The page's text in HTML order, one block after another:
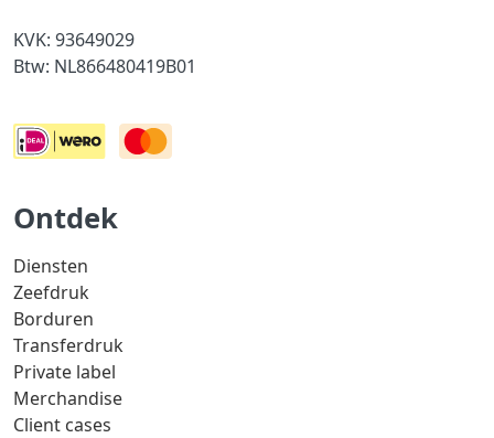
KVK: 93649029
Btw: NL866480419B01
Ontdek
Diensten
Zeefdruk
Borduren
Transferdruk
Private label
Merchandise
Client cases